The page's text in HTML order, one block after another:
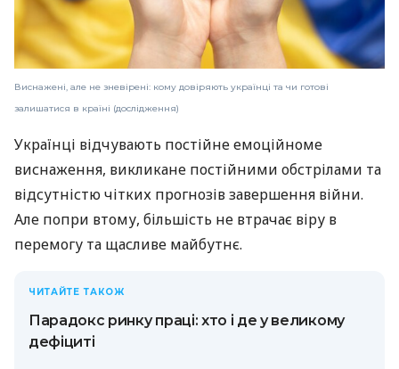
Виснажені, але не зневірені: кому довіряють українці та чи готові
залишатися в країні (дослідження)
Українці відчувають постійне емоційноме
виснаження, викликане постійними обстрілами та
відсутністю чітких прогнозів завершення війни.
Але попри втому, більшість не втрачає віру в
перемогу та щасливе майбутнє.
ЧИТАЙТЕ ТАКОЖ
Парадокс ринку праці: хто і де у великому
дефіциті